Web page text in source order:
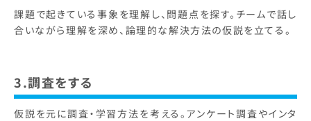
課題で起きている事象を理解し、問題点を探す。チームで話し
合いながら理解を深め、論理的な解決方法の仮説を立てる。
3.調査をする
仮説を元に調査・学習方法を考える。アンケート調査やインタ